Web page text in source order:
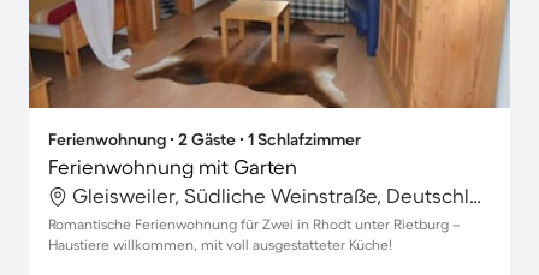
Ferienwohnung ∙ 2 Gäste ∙ 1 Schlafzimmer
Ferienwohnung mit Garten
Gleisweiler, Südliche Weinstraße, Deutschland
Romantische Ferienwohnung für Zwei in Rhodt unter Rietburg –
Haustiere willkommen, mit voll ausgestatteter Küche!